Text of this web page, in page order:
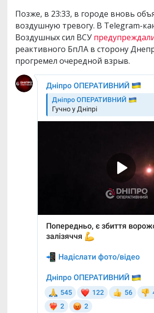
Позже, в 23:33, в городе вновь
воздушную тревогу. В Telegram-
Воздушных сил ВСУ
реактивного БпЛА в сторону
прогремел очередной взрыв.